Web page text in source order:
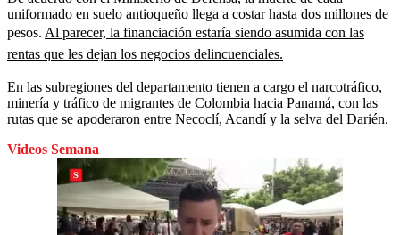
uniformado en suelo antioqueño llega a costar hasta dos millones de
pesos. Al parecer, la financiación estaría siendo asumida con las
rentas que les dejan los negocios delincuenciales.
En las subregiones del departamento tienen a cargo el narcotráfico,
minería y tráfico de migrantes de Colombia hacia Panamá, con las
rutas que se apoderaron entre Necoclí, Acandí y la selva del Darién.
Videos Semana